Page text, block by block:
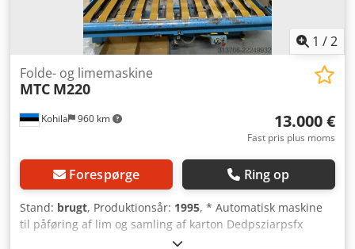
1 /2
Kohila 960 km
Folde- og limemaskine
MTC M220
13.000 €
Fast pris plus moms
Forespørge Ring op
Stand: brugt, Produktionsår: 1995, * Automatisk maskine
til påføring af lim og samling af karton Dedpsziarpsfx
Amusck * Maksimal bredde 2050 mm